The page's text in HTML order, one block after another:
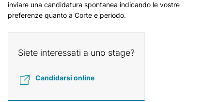
inviare una candidatura spontanea indicando le vostre
preferenze quanto a Corte e periodo.
Siete interessati a uno stage?
Candidarsi online